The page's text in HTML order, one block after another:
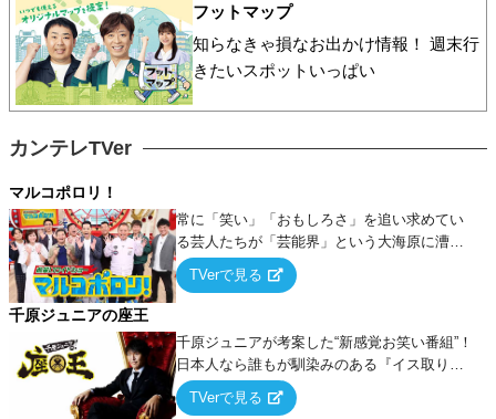
フットマップ
知らなきゃ損なお出かけ情報！ 週末行
きたいスポットいっぱい
カンテレTVer
マルコポロリ！
常に「笑い」「おもしろさ」を追い求めてい
る芸人たちが「芸能界」という大海原に漕ぎ
出でて、新たなオモシロ人間を発掘する！
TVerで見る
千原ジュニアの座王
千原ジュニアが考案した“新感覚お笑い番組”！
日本人なら誰もが馴染みのある『イス取りゲ
ーム』をベースに、大喜利・ギャグ・モノボ
ケ・歌…など様々なお題で芸人がショートネ
TVerで見る